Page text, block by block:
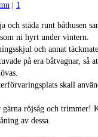
1
och städa runt båthusen
ni hyrt under vintern.
och annat
på era båtvagnar, så
skall
röjsåg och trimmer!
av dessa.